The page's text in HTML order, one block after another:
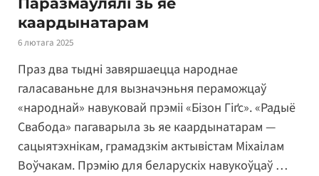
каардынатарам
6 лютага 2025
Праз два тыдні завяршаецца народнае
галасаваньне для вызначэньня пераможцаў
«народнай» навуковай прэміі «Бізон Гіґс». «Радыё
Свабода» пагаварыла зь яе каардынатарам —
сацыятэхнікам, грамадзкім актывістам Міхаілам
Воўчакам. Прэмію для беларускіх навукоўцаў …